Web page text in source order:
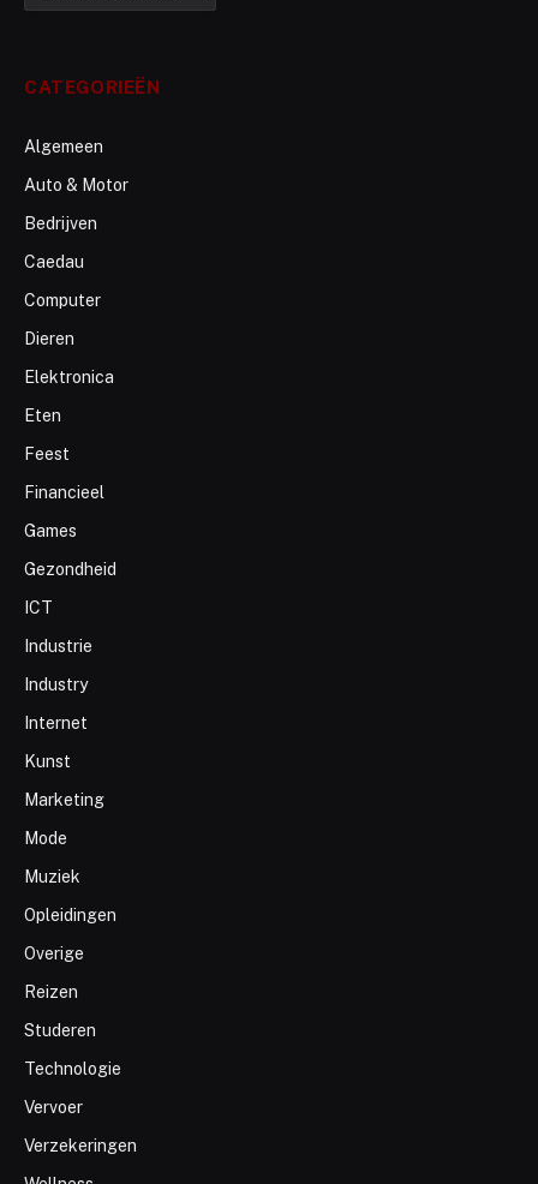
CATEGORIEËN
Algemeen
Auto & Motor
Bedrijven
Caedau
Computer
Dieren
Elektronica
Eten
Feest
Financieel
Games
Gezondheid
ICT
Industrie
Industry
Internet
Kunst
Marketing
Mode
Muziek
Opleidingen
Overige
Reizen
Studeren
Technologie
Vervoer
Verzekeringen